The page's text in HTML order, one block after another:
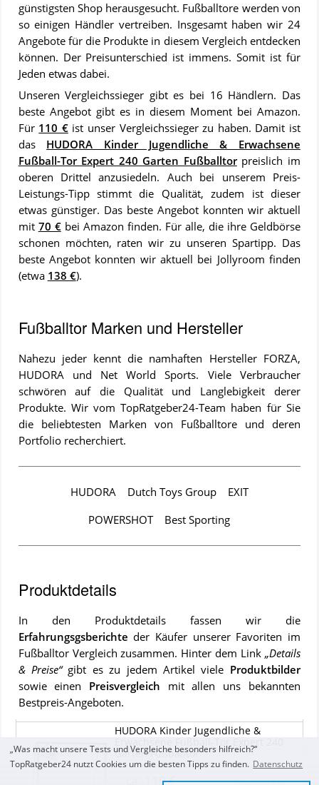
günstigsten Shop herausgesucht. Fußballtore werden von
so einigen Händler vertreiben. Insgesamt haben wir 24
Angebote für die Produkte in diesem Vergleich entdecken
können. Der Preisunterschied ist immens. Somit ist für
Jeden etwas dabei.
Unseren Vergleichssieger gibt es bei 16 Händlern. Das
beste Angebot gibt es in diesem Moment bei Amazon.
Für 110 €ist unser Vergleichssieger zu haben. Damit ist
das HUDORA Kinder Jugendliche & Erwachsene
Fußball-Tor Expert 240 Garten Fußballtorpreislich im
oberen Drittel anzusiedeln. Auch bei unserem Preis-
Leistungs-Tipp stimmt die Qualität, zudem ist dieser
etwas günstiger. Das beste Angebot konnten wir aktuell
mit 70 €bei Amazon finden. Für alle, die ihre Geldbörse
schonen möchten, raten wir zu unseren Spartipp. Das
beste Angebot konnten wir aktuell bei Jollyroom finden
(etwa 138 €).
Fußballtor Marken und Hersteller
Nahezu jeder kennt die namhaften Hersteller FORZA,
HUDORA und Net World Sports. Viele Verbraucher
schwören auf die Qualität und Langlebigkeit derer
Produkte. Wir vom TopRatgeber24-Team haben für Sie
die beliebtesten Marken von Fußballtore und deren
Portfolio recherchiert.
HUDORA Dutch Toys Group EXIT
POWERSHOT Best Sporting
Produktdetails
In den Produktdetails fassen wir die
Erfahrungsgsberichte der Käufer unserer Favoriten im
FußballtorVergleich zusammen. Hinter dem Link „Details
& Preise“gibt es zu jedem Artikel viele Produktbilder
sowie einen Preisvergleich mit allen uns bekannten
Bestpreis-Angeboten.
HUDORA Kinder Jugendliche &
Garten Fußballtor
110 €
„Was macht unsere Tests und Vergleiche besonders hilfreich?“
TopRatgeber24 nutzt Cookies um die besten Tipps zu finden. Datenschutz